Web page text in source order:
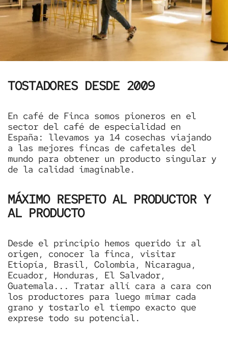
TOSTADORES DESDE 2009
En café de Finca somos pioneros en el
sector del café de especialidad en
España: llevamos ya 14 cosechas viajando
a las mejores fincas de cafetales del
mundo para obtener un producto singular y
de la calidad imaginable.
MÁXIMO RESPETO AL PRODUCTOR Y
AL PRODUCTO
Desde el principio hemos querido ir al
origen, conocer la finca, visitar
Etiopía, Brasil, Colombia, Nicaragua,
Ecuador, Honduras, El Salvador,
Guatemala... Tratar allí cara a cara con
los productores para luego mimar cada
grano y tostarlo el tiempo exacto que
exprese todo su potencial.